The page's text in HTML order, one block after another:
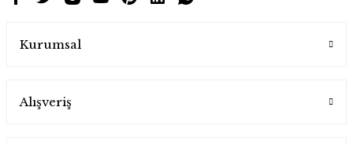
Kurumsal
Alışveriş